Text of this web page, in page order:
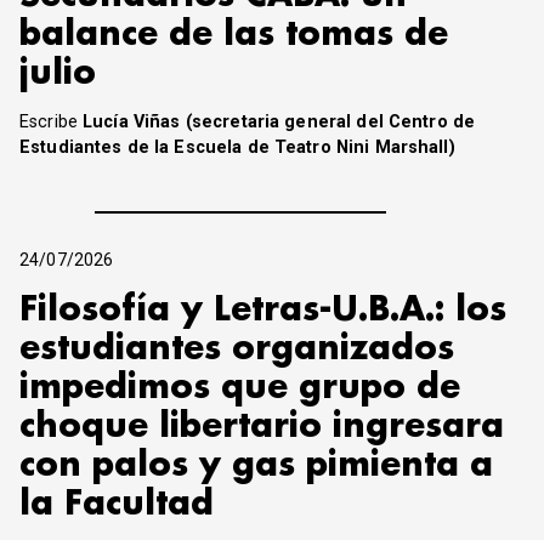
balance de las tomas de
julio
Escribe Lucía Viñas (secretaria general del Centro de
Estudiantes de la Escuela de Teatro Nini Marshall)
24/07/2026
Filosofía y Letras-U.B.A.: los
estudiantes organizados
impedimos que grupo de
choque libertario ingresara
con palos y gas pimienta a
la Facultad